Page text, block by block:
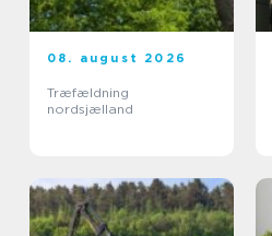
08. august 2026
Træfældning
nordsjælland